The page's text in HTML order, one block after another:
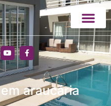
araucária